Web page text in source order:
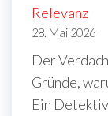
Relevanz
28. Mai 2026
Der
Gründe,
Ein